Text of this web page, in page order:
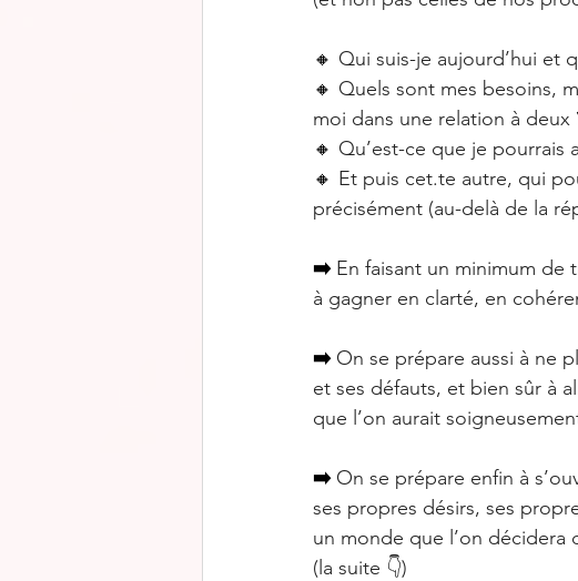
🔸 Qui suis-je aujourd’hui et
🔸 Quels sont mes besoins,
moi dans une relation à deux
🔸 Qu’est-ce que je pourrais
🔸 Et puis cet.te autre, qui
précisément (au-delà de la
➡️ En faisant un minimum de
à gagner en clarté, en
➡️ On se prépare aussi à ne
et ses défauts, et bien sûr à
que l’on aurait
➡️ On se prépare enfin à
ses propres désirs, ses
un monde que l’on décidera
(la suite 👇)